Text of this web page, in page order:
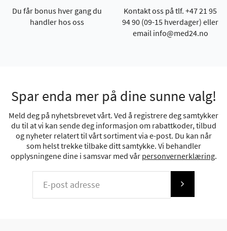
Du får bonus hver gang du
handler hos oss
Kontakt oss på tlf. +47 21 95
94 90 (09-15 hverdager) eller
email info@med24.no
Spar enda mer på dine sunne valg!
Meld deg på nyhetsbrevet vårt. Ved å registrere deg samtykker
du til at vi kan sende deg informasjon om rabattkoder, tilbud
og nyheter relatert til vårt sortiment via e-post. Du kan når
som helst trekke tilbake ditt samtykke. Vi behandler
opplysningene dine i samsvar med vår personvernerklæring.